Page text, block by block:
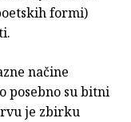
formi)
načine
posebno su bitni
je zbirku